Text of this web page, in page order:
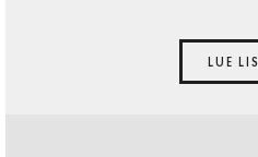
LUE